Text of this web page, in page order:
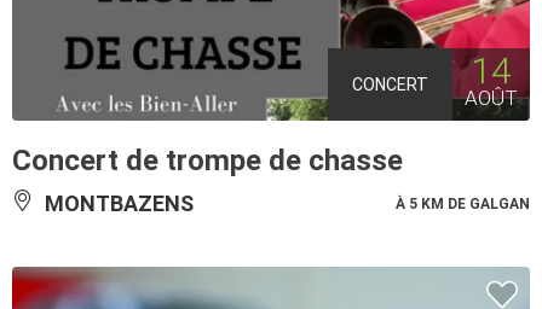
CONCERT 14
AOÛT
Concert de trompe de chasse
MONTBAZENS À 5 KM DE GALGAN